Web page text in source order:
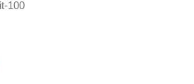
100